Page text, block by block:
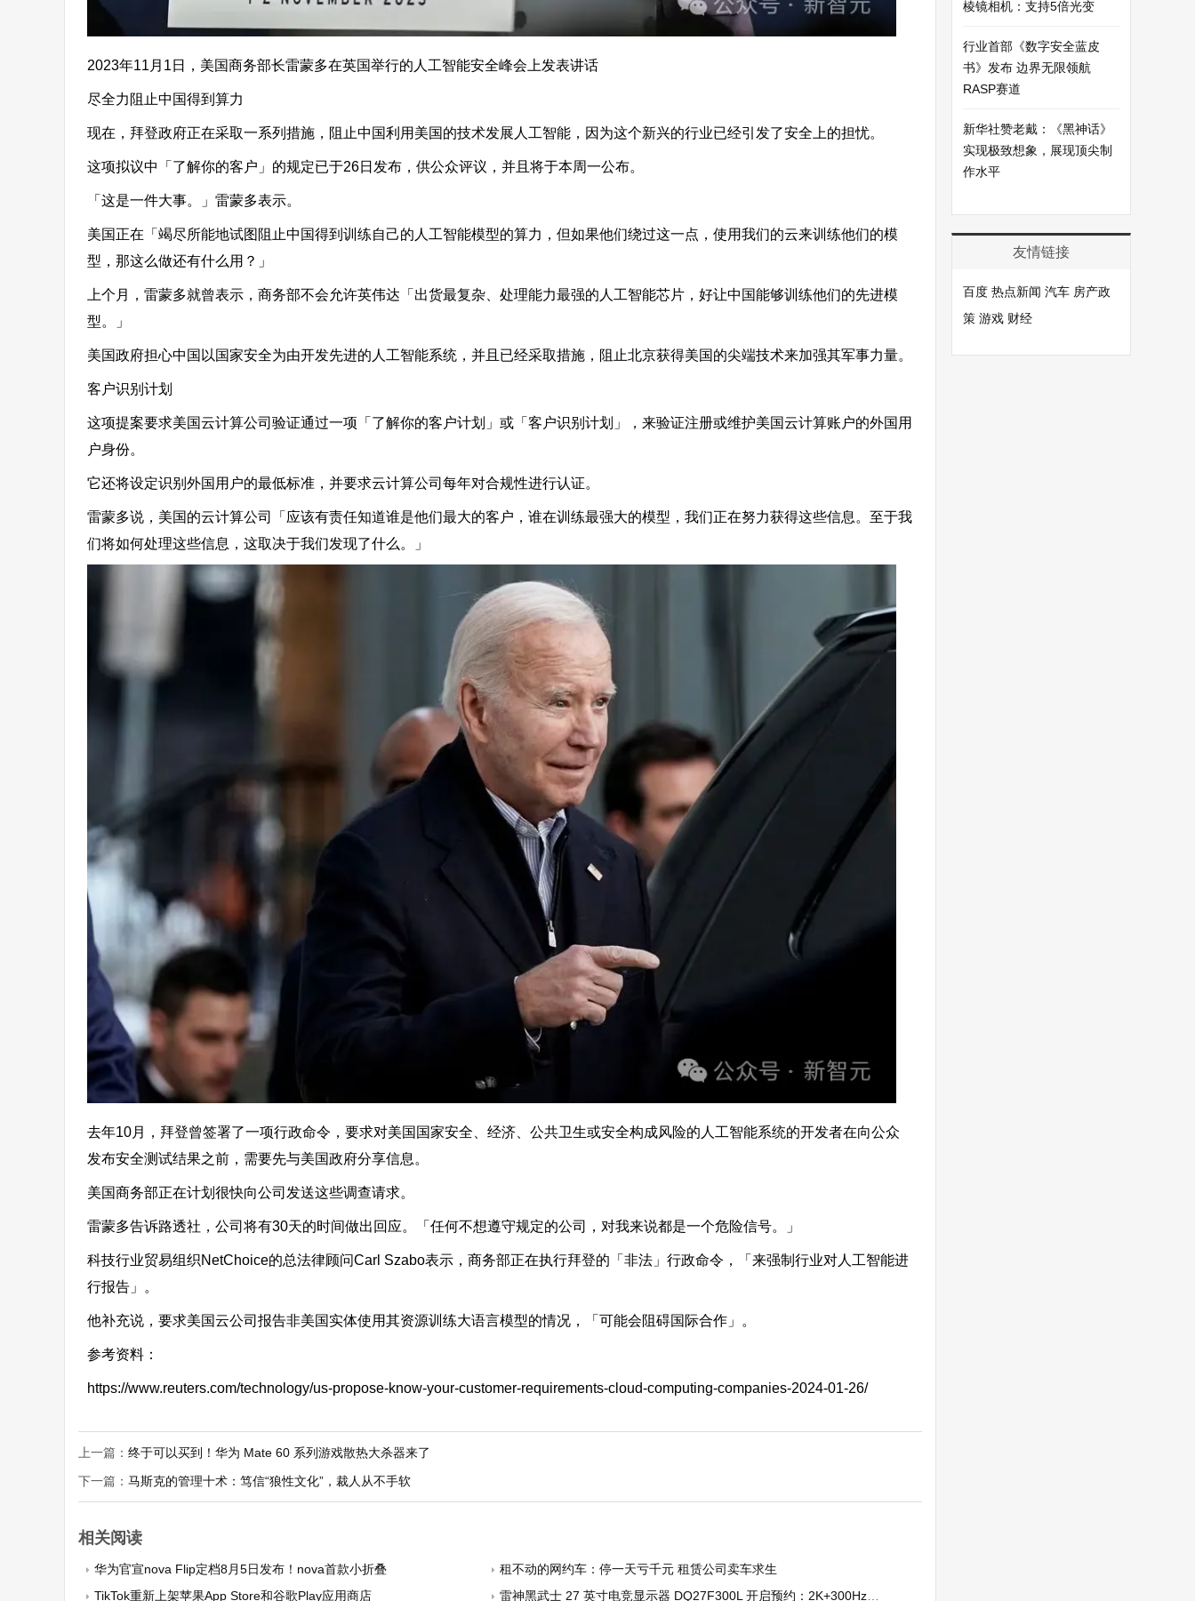
2023年11月1日，美国商务部长雷蒙多在英国举行的人工智能安全峰会上发表讲话
尽全力阻止中国得到算力
现在，拜登政府正在采取一系列措施，阻止中国利用美国的技术发展人工智能，因为这个新兴的行业已经引发了安全上的担忧。
这项拟议中「了解你的客户」的规定已于26日发布，供公众评议，并且将于本周一公布。
「这是一件大事。」雷蒙多表示。
美国正在「竭尽所能地试图阻止中国得到训练自己的人工智能模型的算力，但如果他们绕过这一点，使用我们的云来训练他们的模
型，那这么做还有什么用？」
上个月，雷蒙多就曾表示，商务部不会允许英伟达「出货最复杂、处理能力最强的人工智能芯片，好让中国能够训练他们的先进模
型。」
美国政府担心中国以国家安全为由开发先进的人工智能系统，并且已经采取措施，阻止北京获得美国的尖端技术来加强其军事力量。
客户识别计划
这项提案要求美国云计算公司验证通过一项「了解你的客户计划」或「客户识别计划」，来验证注册或维护美国云计算账户的外国用
户身份。
它还将设定识别外国用户的最低标准，并要求云计算公司每年对合规性进行认证。
雷蒙多说，美国的云计算公司「应该有责任知道谁是他们最大的客户，谁在训练最强大的模型，我们正在努力获得这些信息。至于我
们将如何处理这些信息，这取决于我们发现了什么。」
去年10月，拜登曾签署了一项行政命令，要求对美国国家安全、经济、公共卫生或安全构成风险的人工智能系统的开发者在向公众
发布安全测试结果之前，需要先与美国政府分享信息。
美国商务部正在计划很快向公司发送这些调查请求。
雷蒙多告诉路透社，公司将有30天的时间做出回应。「任何不想遵守规定的公司，对我来说都是一个危险信号。」
科技行业贸易组织NetChoice的总法律顾问Carl Szabo表示，商务部正在执行拜登的「非法」行政命令，「来强制行业对人工智能进
行报告」。
他补充说，要求美国云公司报告非美国实体使用其资源训练大语言模型的情况，「可能会阻碍国际合作」。
参考资料：
https://www.reuters.com/technology/us-propose-know-your-customer-requirements-cloud-computing-companies-2024-01-26/
上一篇： 终于可以买到！华为 Mate 60 系列游戏散热大杀器来了
下一篇： 马斯克的管理十术：笃信“狼性文化”，裁人从不手软
相关阅读
华为官宣nova Flip定档8月5日发布！nova首款小折叠
租不动的网约车：停一天亏千元 租赁公司卖车求生
TikTok重新上架苹果App Store和谷歌Play应用商店
雷神黑武士 27 英寸电竞显示器 DQ27F300L 开启预约：2K+300Hz，首发 1799 元
棱镜相机：支持5倍光变
行业首部《数字安全蓝皮
书》发布 边界无限领航
RASP赛道
新华社赞老戴：《黑神话》
实现极致想象，展现顶尖制
作水平
友情链接
百度 热点新闻 汽车 房产政
策 游戏 财经